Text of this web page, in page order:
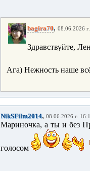
bagira70, 08.06.2026
Здравствуйте,
Ага) Нежность наше
NikSFilm2014, 08.06.2026 г.
Мариночка, а ты и без
голосом